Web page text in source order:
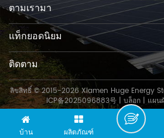
ตามเรามา
แท็กยอดนิยม
ติดตาม
ลิขสิทธิ์ © 2015-2026 Xiamen Huge Energy
ICP备2025096883号 | บล็อก | แผน
บ้าน ผลิตภัณฑ์